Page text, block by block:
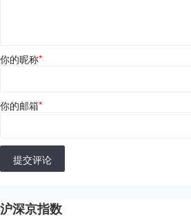
你的昵称*
你的邮箱*
提交评论
沪深京指数